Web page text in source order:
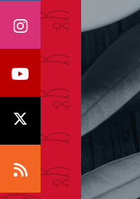
Icono Instagram
Icono Youtube
Icono X
Icono RSS